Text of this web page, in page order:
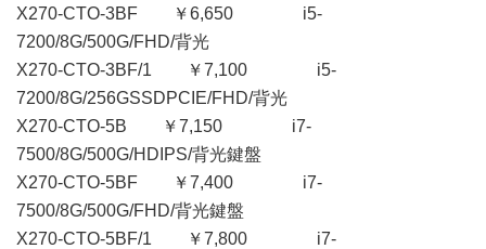
X270-CTO-3BF ￥6,650 i5-
7200/8G/500G/FHD/背光
X270-CTO-3BF/1 ￥7,100 i5-
7200/8G/256GSSDPCIE/FHD/背光
X270-CTO-5B ￥7,150 i7-
7500/8G/500G/HDIPS/背光鍵盤
X270-CTO-5BF ￥7,400 i7-
7500/8G/500G/FHD/背光鍵盤
X270-CTO-5BF/1 ￥7,800 i7-